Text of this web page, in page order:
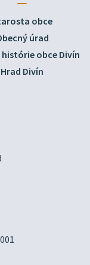
obce
úrad
histórie obce Divín
Hrad Divín